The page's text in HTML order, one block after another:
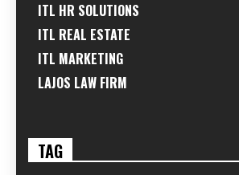
ITL HR SOLUTIONS
ITL REAL ESTATE
ITL MARKETING
LAJOS LAW FIRM
TAG